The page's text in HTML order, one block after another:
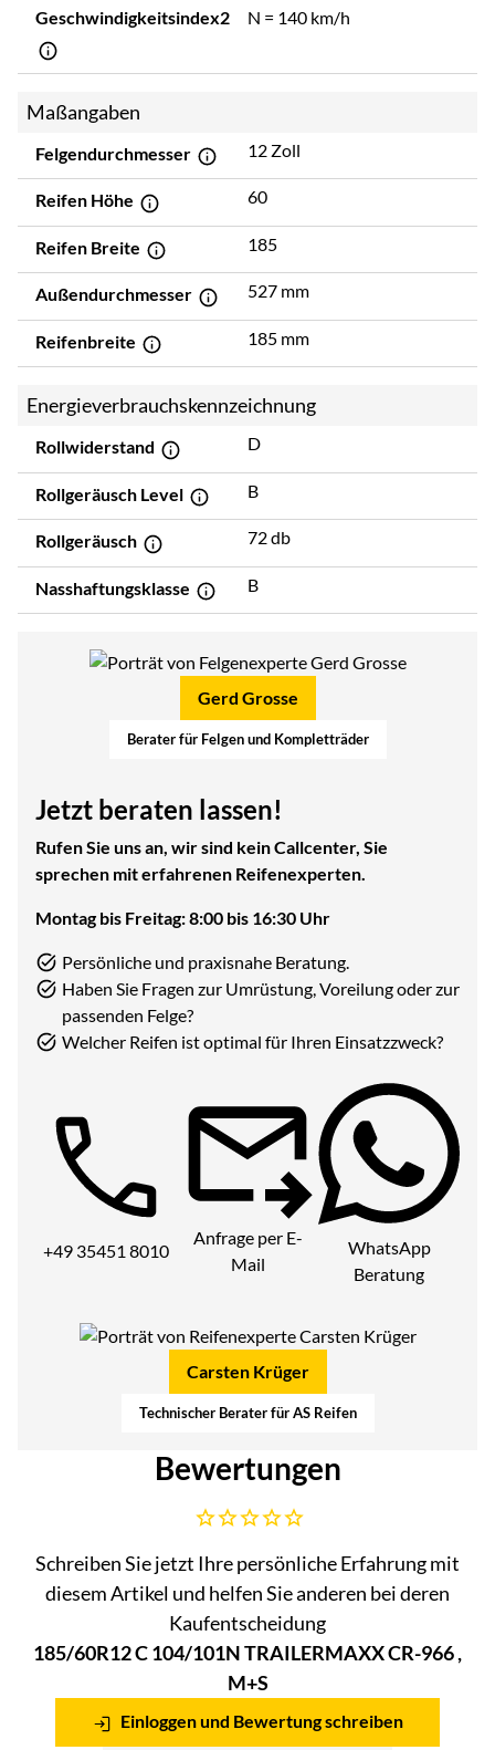
Geschwindigkeitsindex2 N = 140 km/h
Maßangaben
Felgendurchmesser 12 Zoll
Reifen Höhe 60
Reifen Breite 185
Außendurchmesser 527 mm
Reifenbreite 185 mm
Energieverbrauchskennzeichnung
Rollwiderstand D
Rollgeräusch Level B
Rollgeräusch 72 db
Nasshaftungsklasse B
Gerd Grosse
Berater für Felgen und Kompletträder
Jetzt beraten lassen!
Rufen Sie uns an, wir sind kein Callcenter, Sie
sprechen mit erfahrenen Reifenexperten.
Montag bis Freitag: 8:00 bis 16:30 Uhr
Persönliche und praxisnahe Beratung.
Haben Sie Fragen zur Umrüstung, Voreilung oder zur
passenden Felge?
Welcher Reifen ist optimal für Ihren Einsatzzweck?
Telefon:
+49 35451 8010
Anfrage per E-
Mail
WhatsApp
Beratung
Carsten Krüger
Technischer Berater für AS Reifen
Bewertungen
Noch keine Bewertungen abgegeben
Schreiben Sie jetzt Ihre persönliche Erfahrung mit
diesem Artikel und helfen Sie anderen bei deren
Kaufentscheidung
185/60R12 C 104/101N TRAILERMAXX CR-966 ,
M+S
Einloggen und Bewertung schreiben